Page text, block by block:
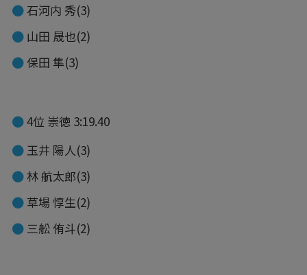
石河内 秀(3)
山田 晟也(2)
保田 隼(3)
4位 崇徳 3:19.40
玉井 陽人(3)
林 航太郎(3)
草場 惇生(2)
三舩 侑斗(2)